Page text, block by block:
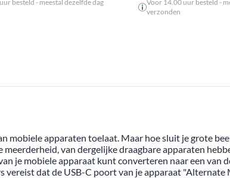
besteld - meestal dezelfde dag
Voor 14.00 uur besteld -
verzonden
mobiele apparaten toelaat. Maar hoe sluit je grote
van dergelijke draagbare apparaten
je mobiele apparaat kunt converteren naar een van
vereist dat de USB-C poort van je apparaat